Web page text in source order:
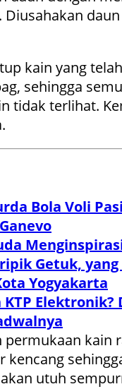
Diusahakan
kain yang
sehingga
tidak terlihat.
Bola Voli
Getuk, yang
Yogyakarta
KTP
permukaan kain
kencang
utuh